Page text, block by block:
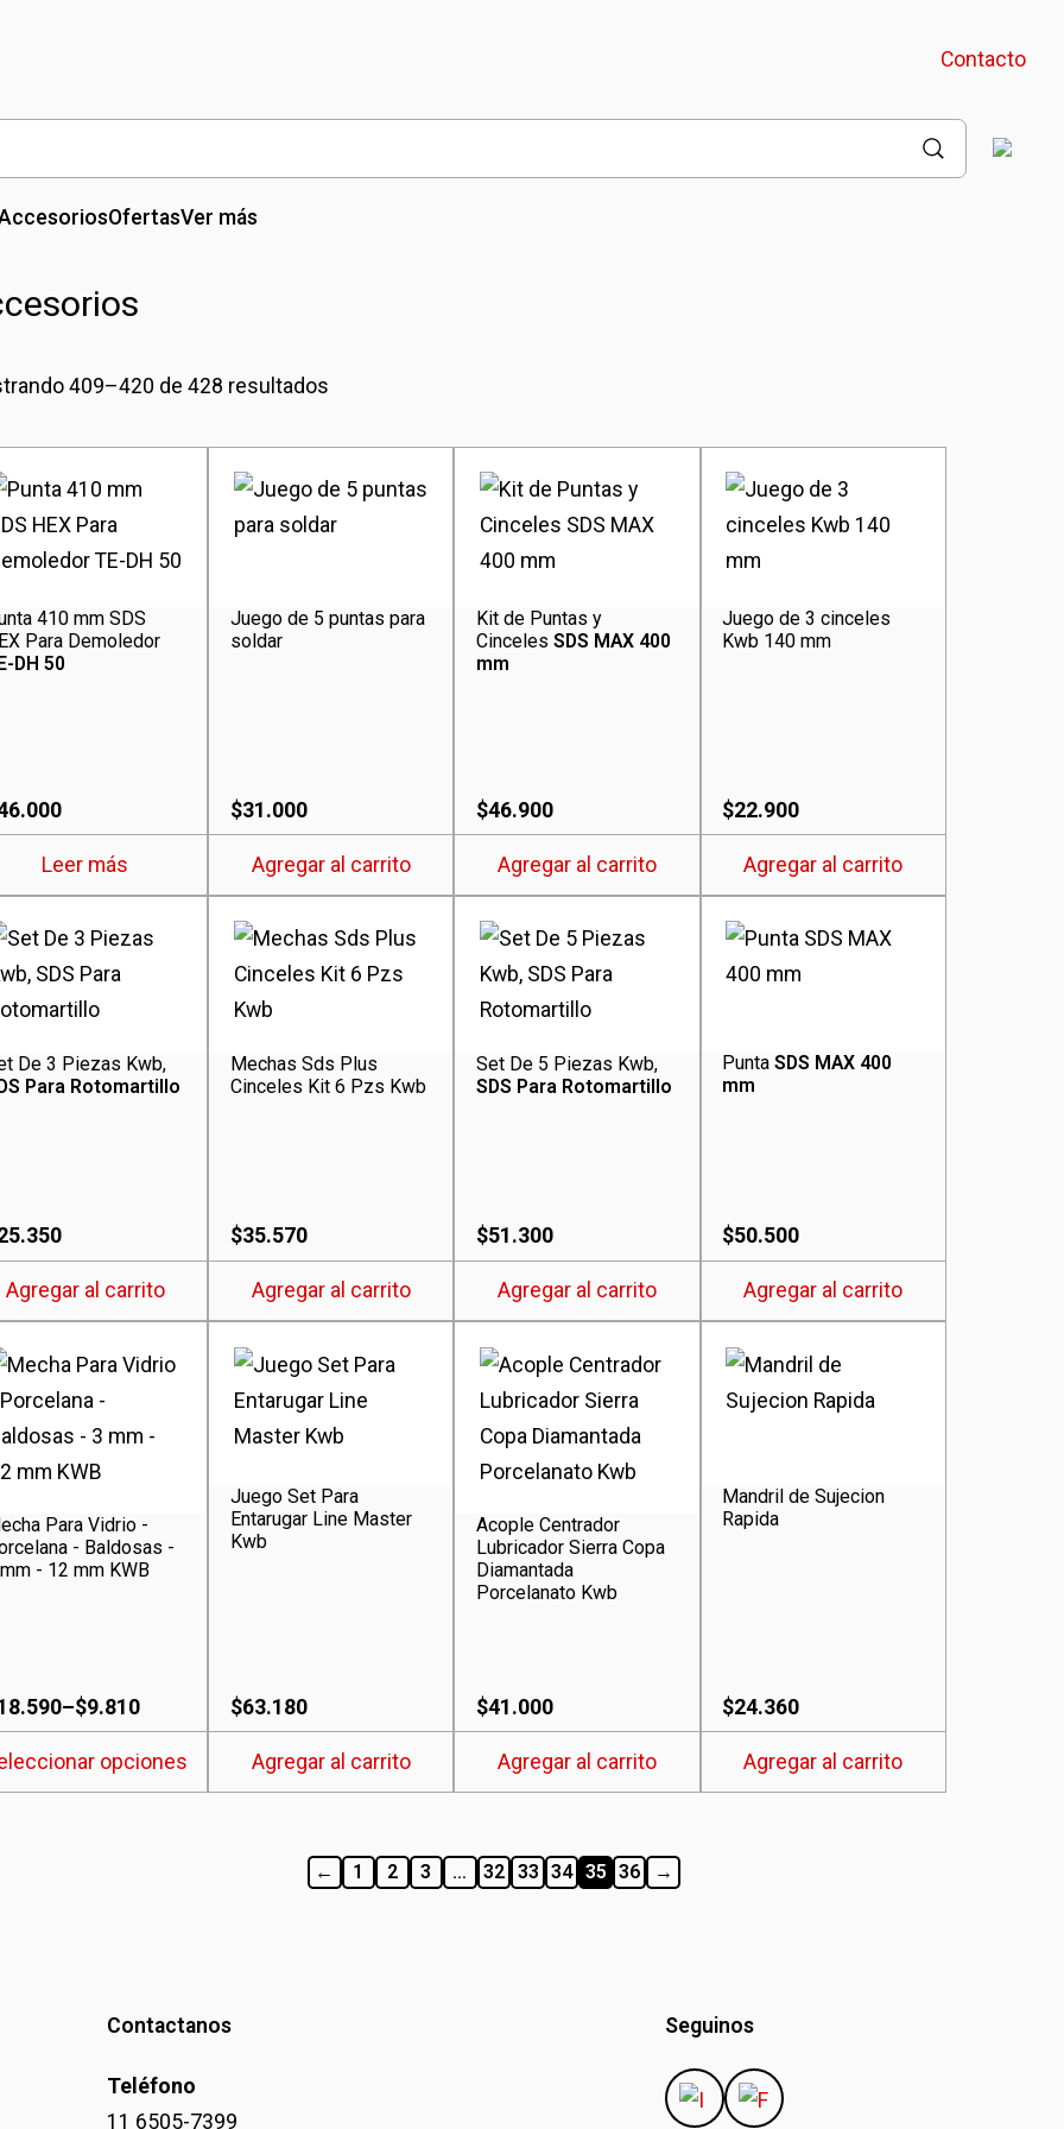
Contacto
OfertasVer más
409–420 de 428 resultados
410 mm SDS
Para Demoledor
DH 50
Leer más
Juego de 5 puntas para
soldar
$31.000
Agregar al carrito
Kit de Puntas y
CincelesSDS MAX 400
mm
$46.900
Agregar al carrito
Juego de 3 cinceles
Kwb 140 mm
$22.900
Agregar al carrito
De 3 Piezas Kwb,
Para Rotomartillo
Agregar al carrito
Mechas Sds Plus
Cinceles Kit 6 Pzs Kwb
$35.570
Agregar al carrito
Set De 5 Piezas Kwb,
SDS Para Rotomartillo
$51.300
Agregar al carrito
PuntaSDS MAX 400
mm
$50.500
Agregar al carrito
Para Vidrio -
- Baldosas -
- 12 mm KWB
$9.810
–
opciones
Juego Set Para
Entarugar Line Master
Kwb
$63.180
Agregar al carrito
Acople Centrador
Lubricador Sierra Copa
Diamantada
Porcelanato Kwb
$41.000
Agregar al carrito
Mandril de Sujecion
Rapida
$24.360
Agregar al carrito
← 1 2 3 … 32 33 34 35 36 →
Contactanos
Teléfono
11 6505-7399
Seguinos